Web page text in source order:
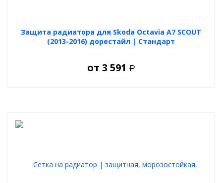
Защита радиатора для Skoda Octavia A7 SCOUT
(2013-2016) дорестайл | Стандарт
от 3 591 Р